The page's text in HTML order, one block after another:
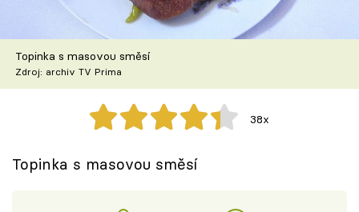
Škola vaření
Recepty z TV
Speciál: Cuketa
Těhotnej kuchař
Sledujte prima+
Topinka s masovou směsí
Zdroj: archiv TV Prima
38x
Topinka s masovou směsí